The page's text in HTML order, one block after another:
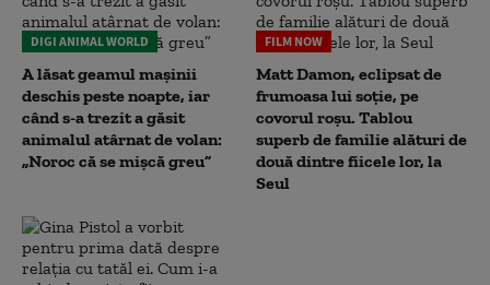
DIGI ANIMAL WORLD
A lăsat geamul mașinii
deschis peste noapte, iar
când s-a trezit a găsit
animalul atârnat de volan:
„Noroc că se mișcă greu”
FILM NOW
Matt Damon, eclipsat de
frumoasa lui soție, pe
covorul roșu. Tablou
superb de familie alături de
două dintre fiicele lor, la
Seul